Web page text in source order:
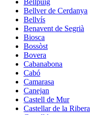
Bellver de Cerdanya
Bellvís
Benavent de Segrià
Biosca
Bossòst
Bovera
Cabanabona
Cabó
Camarasa
Canejan
Castell de Mur
Castellar de la Ribera